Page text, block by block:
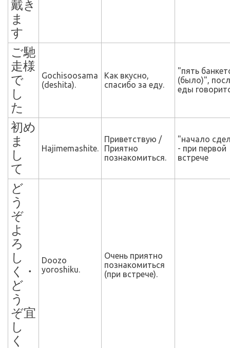
戴き
ま
す
ご馳
走様
で
し
た
Gochisoosama
(deshita).
Как вкусно,
спасибо за еду.
"пять
(было)",
еды
初め
ま
し
て
Hajimemashite.
Приветствую /
Приятно
познакомиться.
"начало
- при первой
встрече
ど
う
ぞ
よ
ろ
し
く・
ど
う
ぞ宜
し
く
Doozo
yoroshiku.
Очень приятно
познакомиться
(при встрече).